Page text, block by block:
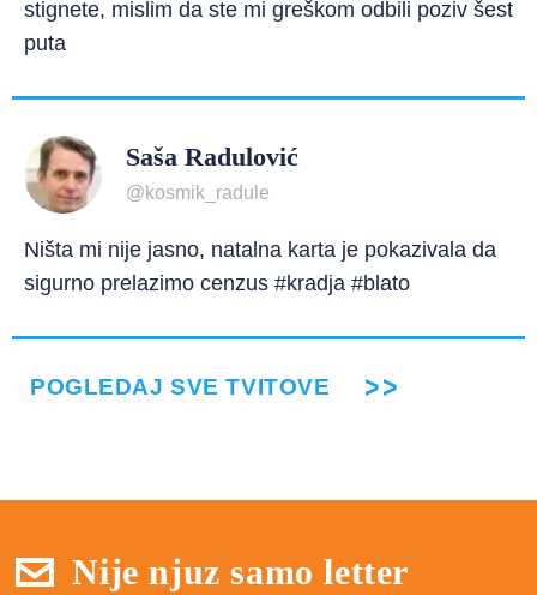
stignete, mislim da ste mi greškom odbili poziv šest
puta
Saša Radulović
@kosmik_radule
Ništa mi nije jasno, natalna karta je pokazivala da
sigurno prelazimo cenzus #kradja #blato
POGLEDAJ SVE TVITOVE
Nije njuz samo letter